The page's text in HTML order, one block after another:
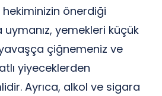
hekiminizin önerdiği
yemekleri küçük
çiğnemeniz ve
yiyeceklerden
Ayrıca, alkol ve sigara